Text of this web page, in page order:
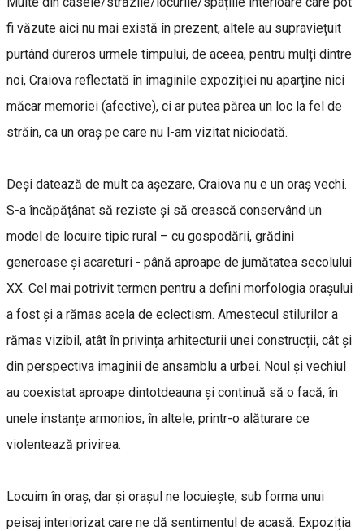
fi văzute aici nu mai există în prezent, altele au supraviețuit
purtând dureros urmele timpului, de aceea, pentru mulți dintre
noi, Craiova reflectată în imaginile expoziției nu aparține nici
măcar memoriei (afective), ci ar putea părea un loc la fel de
străin, ca un oraș pe care nu l-am vizitat niciodată.
Deși datează de mult ca așezare, Craiova nu e un oraș vechi.
S-a încăpățânat să reziste și să crească conservând un
model de locuire tipic rural – cu gospodării, grădini
generoase și acareturi - până aproape de jumătatea secolului
XX. Cel mai potrivit termen pentru a defini morfologia orașului
a fost și a rămas acela de eclectism. Amestecul stilurilor a
rămas vizibil, atât în privința arhitecturii unei construcții, cât și
din perspectiva imaginii de ansamblu a urbei. Noul și vechiul
au coexistat aproape dintotdeauna și continuă să o facă, în
unele instanțe armonios, în altele, printr-o alăturare ce
violentează privirea.
Locuim în oraș, dar și orașul ne locuiește, sub forma unui
peisaj interiorizat care ne dă sentimentul de acasă. Expoziția